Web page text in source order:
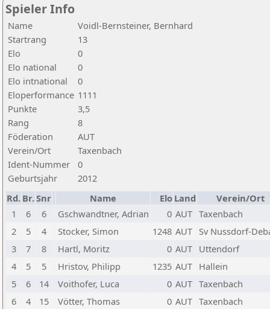
Spieler Info
Name
Voidl-Bernsteiner, Bernhard
Startrang
13
Elo
0
Elo national
0
Elo intnational
0
Eloperformance 1111
Punkte
3,5
Rang
8
Föderation
AUT
Verein/Ort
Taxenbach
Ident-Nummer
0
Geburtsjahr
2012
Rd. Br.Snr Name Elo Land
Verein/Ort
1
6 6 Gschwandtner, Adrian 0 AUT Taxenbach
2
5 4 Stocker, Simon 1248 AUT Sv Nussdorf-
3
7 8 Hartl, Moritz 0 AUT Uttendorf
4
5 5 Hristov, Philipp 1235 AUT Hallein
5
6 14 Voithofer, Luca 0 AUT Taxenbach
6
4 15 Vötter, Thomas 0 AUT Taxenbach